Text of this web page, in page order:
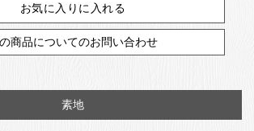
お気に入りに入れる
商品についてのお問い合わせ
素地